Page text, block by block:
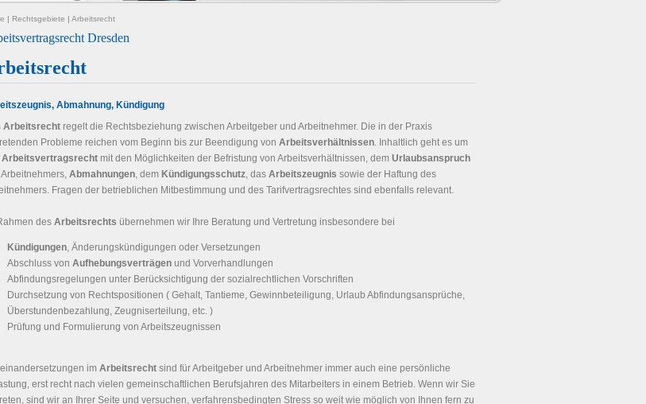
| Rechtsgebiete | Arbeitsrecht
Dresden
Abmahnung, Kündigung
Arbeitsrecht regelt die Rechtsbeziehung zwischen Arbeitgeber und Arbeitnehmer. Die in der Praxis
Probleme reichen vom Beginn bis zur Beendigung von Arbeitsverhältnissen. Inhaltlich geht es um
Arbeitsvertragsrecht mit den Möglichkeiten der Befristung von Arbeitsverhältnissen, dem Urlaubsanspruch
Abmahnungen, dem Kündigungsschutz, das Arbeitszeugnis sowie der Haftung des
Fragen der betrieblichen Mitbestimmung und des Tarifvertragsrechtes sind ebenfalls relevant.
des Arbeitsrechts übernehmen wir Ihre Beratung und Vertretung insbesondere bei
Kündigungen, Änderungskündigungen oder Versetzungen
Abschluss von Aufhebungsverträgen und Vorverhandlungen
Abfindungsregelungen unter Berücksichtigung der sozialrechtlichen Vorschriften
Durchsetzung von Rechtspositionen ( Gehalt, Tantieme, Gewinnbeteiligung, Urlaub Abfindungsansprüche,
Überstundenbezahlung, Zeugniserteilung, etc. )
Prüfung und Formulierung von Arbeitszeugnissen
im Arbeitsrecht sind für Arbeitgeber und Arbeitnehmer immer auch eine persönliche
erst recht nach vielen gemeinschaftlichen Berufsjahren des Mitarbeiters in einem Betrieb. Wenn wir Sie
sind wir an Ihrer Seite und versuchen, verfahrensbedingten Stress so weit wie möglich von Ihnen fern zu